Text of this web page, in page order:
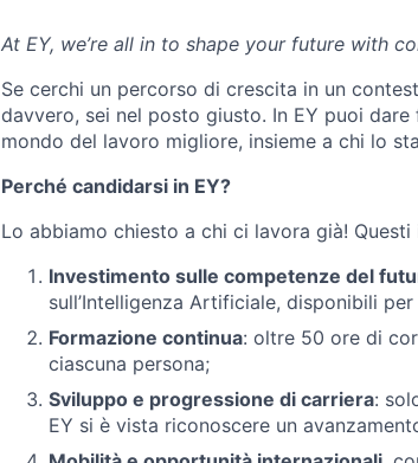
At EY, we’re all in to shape your future with
Se cerchi un percorso di crescita in un
davvero, sei nel posto giusto. In EY puoi
mondo del lavoro migliore, insieme a chi lo
Perché candidarsi in EY?
Lo abbiamo chiesto a chi ci lavora già!
Investimento sulle competenze del
sull’Intelligenza Artificiale, disponibili
Formazione continua: oltre 50 ore di
ciascuna persona;
Sviluppo e progressione di carriera:
EY si è vista riconoscere un